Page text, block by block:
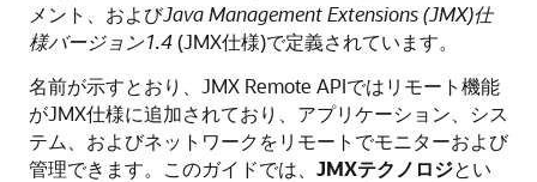
メント、およびJava Management Extensions (JMX)仕
様バージョン1.4(JMX仕様)で定義されています。
名前が示すとおり、JMX Remote APIではリモート機能
がJMX仕様に追加されており、アプリケーション、シス
テム、およびネットワークをリモートでモニターおよび
管理できます。このガイドでは、 JMXテクノロジとい